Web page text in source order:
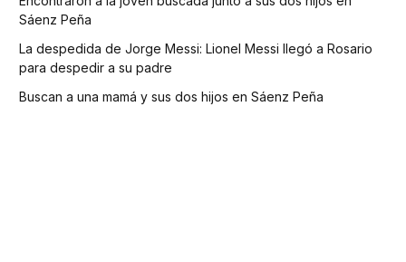
Sáenz Peña
La despedida de Jorge Messi: Lionel Messi llegó a Rosario
para despedir a su padre
Buscan a una mamá y sus dos hijos en Sáenz Peña